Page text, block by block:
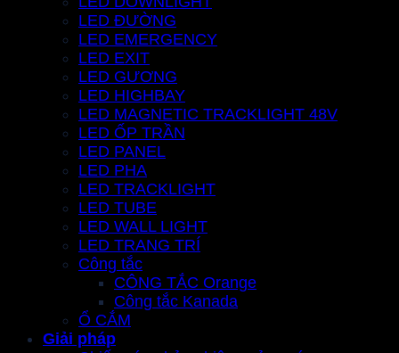
LED ĐƯỜNG
LED EMERGENCY
LED EXIT
LED GƯƠNG
LED HIGHBAY
LED MAGNETIC TRACKLIGHT 48V
LED ỐP TRẦN
LED PANEL
LED PHA
LED TRACKLIGHT
LED TUBE
LED WALL LIGHT
LED TRANG TRÍ
Công tắc
CÔNG TẮC Orange
Công tắc Kanada
Ổ CẮM
Giải pháp